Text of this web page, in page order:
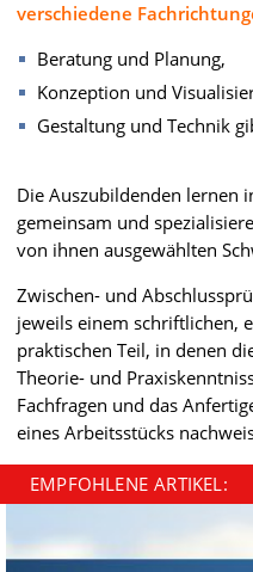
verschiedene
Beratung und Planung,
Konzeption und
Gestaltung und Technik
Die Auszubildenden lernen
gemeinsam und
von ihnen ausgewählten
Zwischen- und
jeweils einem schriftlichen,
praktischen Teil, in denen
Theorie- und
Fachfragen und das
eines Arbeitsstücks
EMPFOHLENE ARTIKEL: